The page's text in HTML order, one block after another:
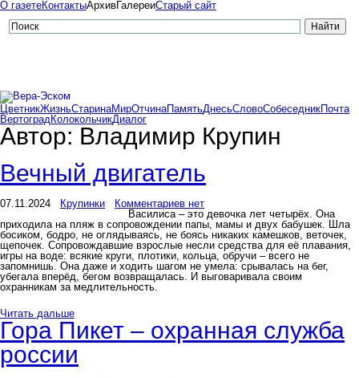
О газетеКонтактыАрхивГалереиСтарый сайт
ЦветникЖизньСтаринаМирОтчинаПамятьДнесьСловоСобеседникПочта
ВертоградКолокольчикДиалог
Автор: Владимир Крупин
Вечный двигатель
07.11.2024 Крупинки
Комментариев нет
Василиса – это девочка лет четырёх. Она
приходила на пляж в сопровождении папы, мамы и двух бабушек. Шла
босиком, бодро, не оглядываясь, не боясь никаких камешков, веточек,
щепочек. Сопровождавшие взрослые несли средства для её плавания,
игры на воде: всякие круги, плотики, кольца, обручи – всего не
запомнишь. Она даже и ходить шагом не умела: срывалась на бег,
убегала вперёд, бегом возвращалась. И выговаривала своим
охранникам за медлительность.
Читать дальше
Гора Пикет – охранная служба
россии